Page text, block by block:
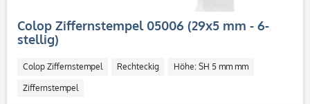
Colop Ziffernstempel 05006 (29x5 mm - 6-
stellig)
Colop Ziffernstempel Rechteckig Höhe: SH 5 mm mm
Ziffernstempel